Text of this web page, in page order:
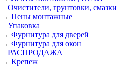
Очистители, грунтовки, смазки
Пены монтажные
Упаковка
Фурнитура для дверей
Фурнитура для окон
РАСПРОДАЖА
Крепеж